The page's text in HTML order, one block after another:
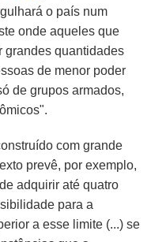
o país num
onde aqueles que
grandes quantidades
de menor poder
de grupos armados,
com grande
prevê, por exemplo,
adquirir até quatro
para a
a esse limite (...) se